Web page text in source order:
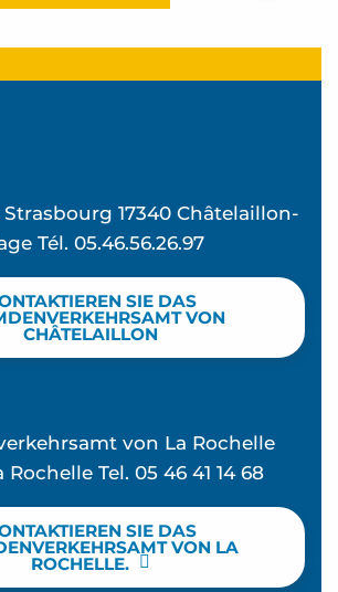
17340 Châtelaillon-
Tél. 05.46.56.26.97
SIE DAS
VON
CHÂTELAILLON
von La Rochelle
Rochelle Tel. 05 46 41 14 68
SIE DAS
VON LA
ROCHELLE.